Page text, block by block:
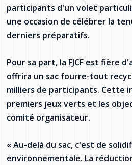
Visages de la santé
Pinos Mpiana
Allison Chaytor
Maurice Nzoyamara
Lee Trowbridge
Randy Follet
Ressources linguistiques
communication en santé
participants d'un volet
une occasion de célébrer la
derniers préparatifs.
Pour sa part, la FJCF est fière
offrira un sac fourre-tout
milliers de participants. Cette
premiers jeux verts et les
comité organisateur.
« Au-delà du sac, c'est de
environnementale. La